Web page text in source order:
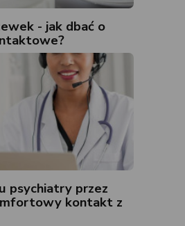
- jak dbać o
psychiatry przez
kontakt z